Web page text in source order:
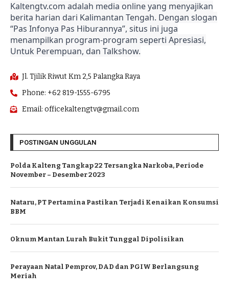
Kaltengtv.com adalah media online yang menyajikan
berita harian dari Kalimantan Tengah. Dengan slogan
“Pas Infonya Pas Hiburannya”, situs ini juga
menampilkan program-program seperti Apresiasi,
Untuk Perempuan, dan Talkshow.
Jl. Tjilik Riwut Km 2,5 Palangka Raya
Phone: +62 819-1555-6795
Email: officekaltengtv@gmail.com
POSTINGAN UNGGULAN
Polda Kalteng Tangkap 22 Tersangka Narkoba, Periode
November – Desember 2023
Nataru, PT Pertamina Pastikan Terjadi Kenaikan Konsumsi
BBM
Oknum Mantan Lurah Bukit Tunggal Dipolisikan
Perayaan Natal Pemprov, DAD dan PGIW Berlangsung
Meriah